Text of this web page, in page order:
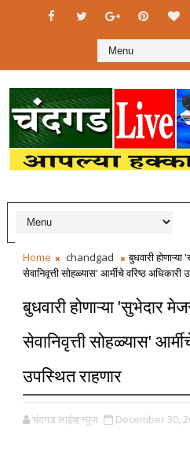
Home chandgad
बुधवारी
सेवानिवृत्ती सोहळ्यास' आर्मीचे वरिष्ठ अधिकारी
बुधवारी होणाऱ्या 'सुभेदार
सेवानिवृत्ती सोहळ्यास'
उपस्थित राहणार
चंदगड लाईव्ह न्युज December 30,